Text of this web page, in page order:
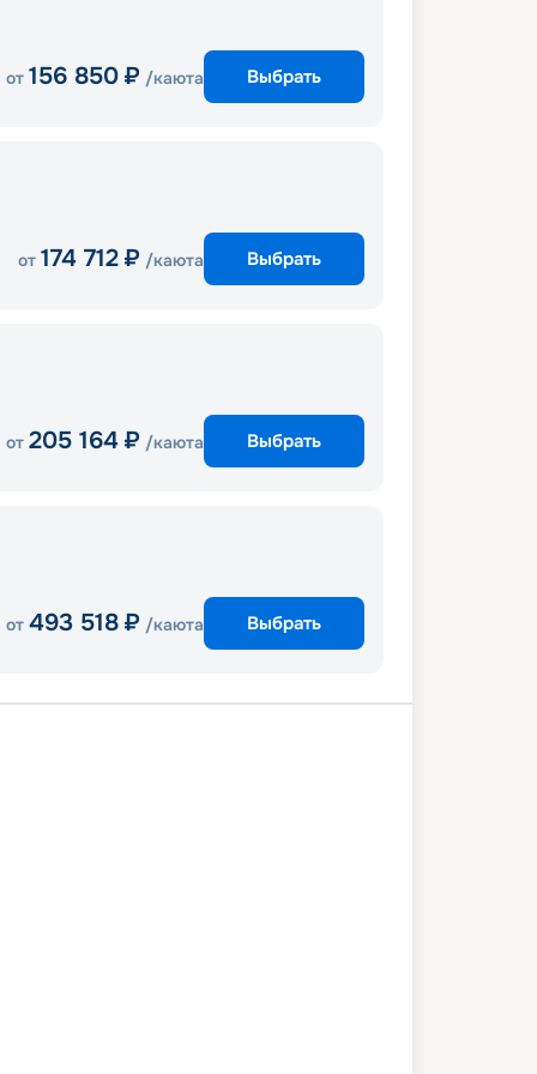
от 156 850 ₽ /каюта Выбрать
от 174 712 ₽ /каюта Выбрать
от 205 164 ₽ /каюта Выбрать
от 493 518 ₽ /каюта Выбрать